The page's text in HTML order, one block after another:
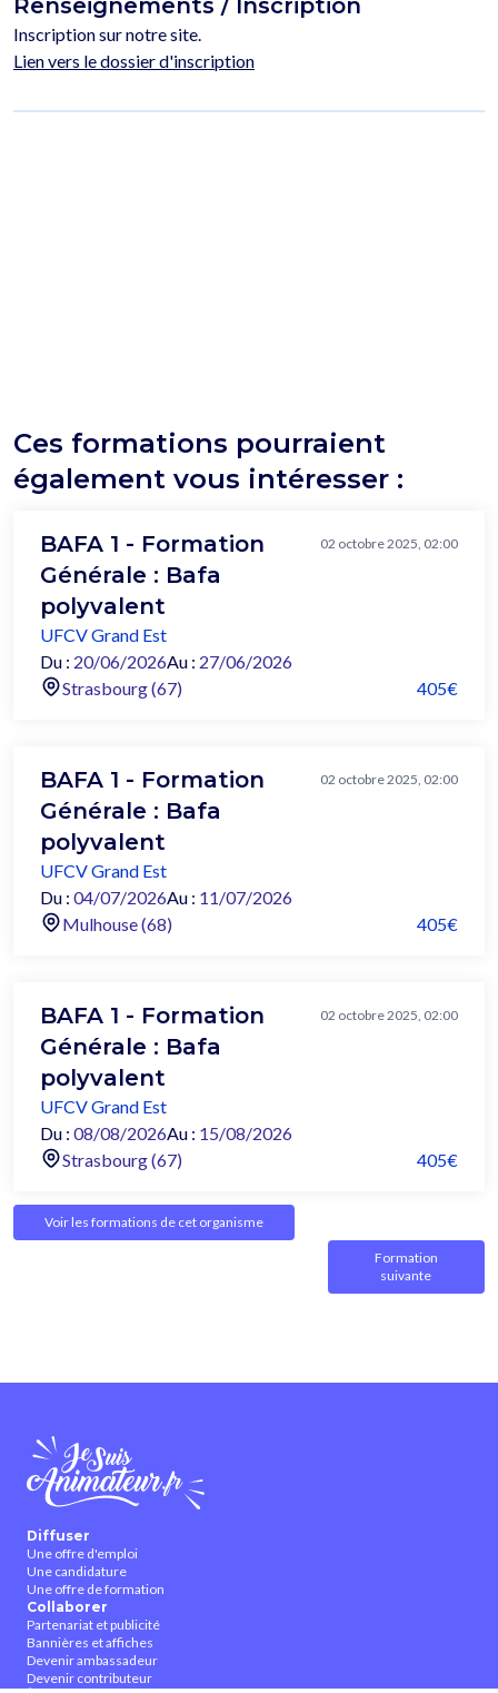
Renseignements / Inscription
Inscription sur notre site.
Lien vers le dossier d'inscription
Ces formations pourraient
également vous intéresser :
BAFA 1 - Formation
Générale : Bafa
polyvalent
02 octobre 2025, 02:00
UFCV Grand Est
Du : 20/06/2026Au : 27/06/2026
Strasbourg (67)
405€
BAFA 1 - Formation
Générale : Bafa
polyvalent
02 octobre 2025, 02:00
UFCV Grand Est
Du : 04/07/2026Au : 11/07/2026
Mulhouse (68)
405€
BAFA 1 - Formation
Générale : Bafa
polyvalent
02 octobre 2025, 02:00
UFCV Grand Est
Du : 08/08/2026Au : 15/08/2026
Strasbourg (67)
405€
Voir les formations de cet organisme
Formation
suivante
Diffuser
Une offre d'emploi
Une candidature
Une offre de formation
Collaborer
Partenariat et publicité
Bannières et affiches
Devenir ambassadeur
Devenir contributeur